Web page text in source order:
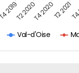
Val-d'Oise
2019T2 2020T4 2020T2 2021